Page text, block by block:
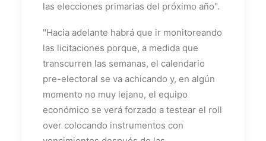
las elecciones primarias del próximo año".
"Hacia adelante habrá que ir monitoreando
las licitaciones porque, a medida que
transcurren las semanas, el calendario
pre-electoral se va achicando y, en algún
momento no muy lejano, el equipo
económico se verá forzado a testear el roll
over colocando instrumentos con